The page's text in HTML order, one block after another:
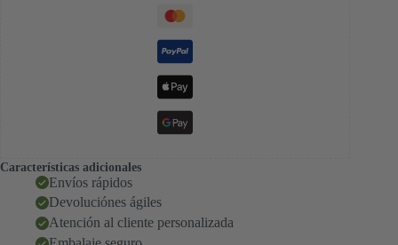
Características adicionales
Envíos rápidos
Devoluciónes ágiles
Atención al cliente personalizada